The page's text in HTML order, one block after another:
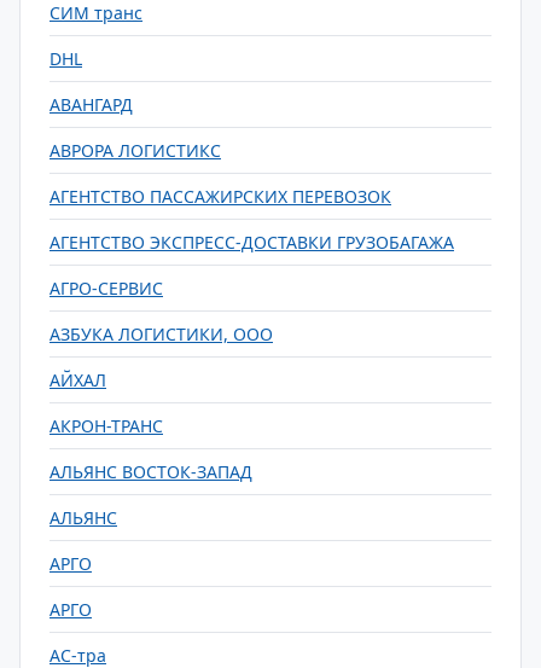
СИМ транс
DHL
АВАНГАРД
АВРОРА ЛОГИСТИКС
АГЕНТСТВО ПАССАЖИРСКИХ ПЕРЕВОЗОК
АГЕНТСТВО ЭКСПРЕСС-ДОСТАВКИ ГРУЗОБАГАЖА
АГРО-СЕРВИС
АЗБУКА ЛОГИСТИКИ, ООО
АЙХАЛ
АКРОН-ТРАНС
АЛЬЯНС ВОСТОК-ЗАПАД
АЛЬЯНС
АРГО
АРГО
АС-тра